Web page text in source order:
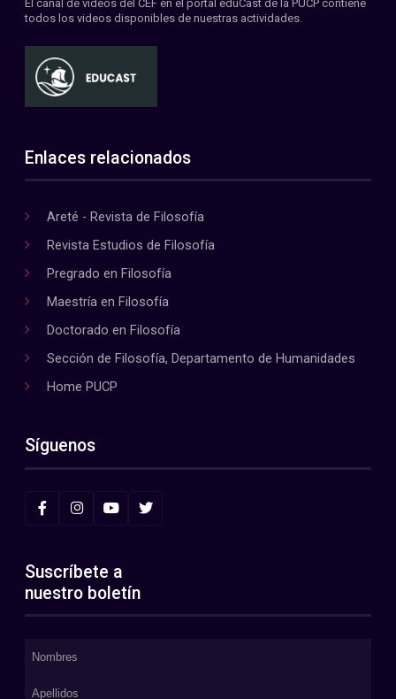
El canal de videos del CEF en el portal eduCast de la PUCP contiene
todos los videos disponibles de nuestras actividades.
Enlaces relacionados
Areté - Revista de Filosofía
Revista Estudios de Filosofía
Pregrado en Filosofía
Maestría en Filosofía
Doctorado en Filosofía
Sección de Filosofía, Departamento de Humanidades
Home PUCP
Síguenos
Suscríbete a
nuestro boletín